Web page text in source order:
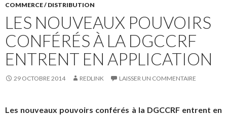
COMMERCE / DISTRIBUTION
LES NOUVEAUX POUVOIRS
CONFÉRÉS À LA DGCCRF
ENTRENT EN APPLICATION
29 OCTOBRE 2014 REDLINK LAISSER UN COMMENTAIRE
Les nouveaux pouvoirs conférés à la DGCCRF entrent en